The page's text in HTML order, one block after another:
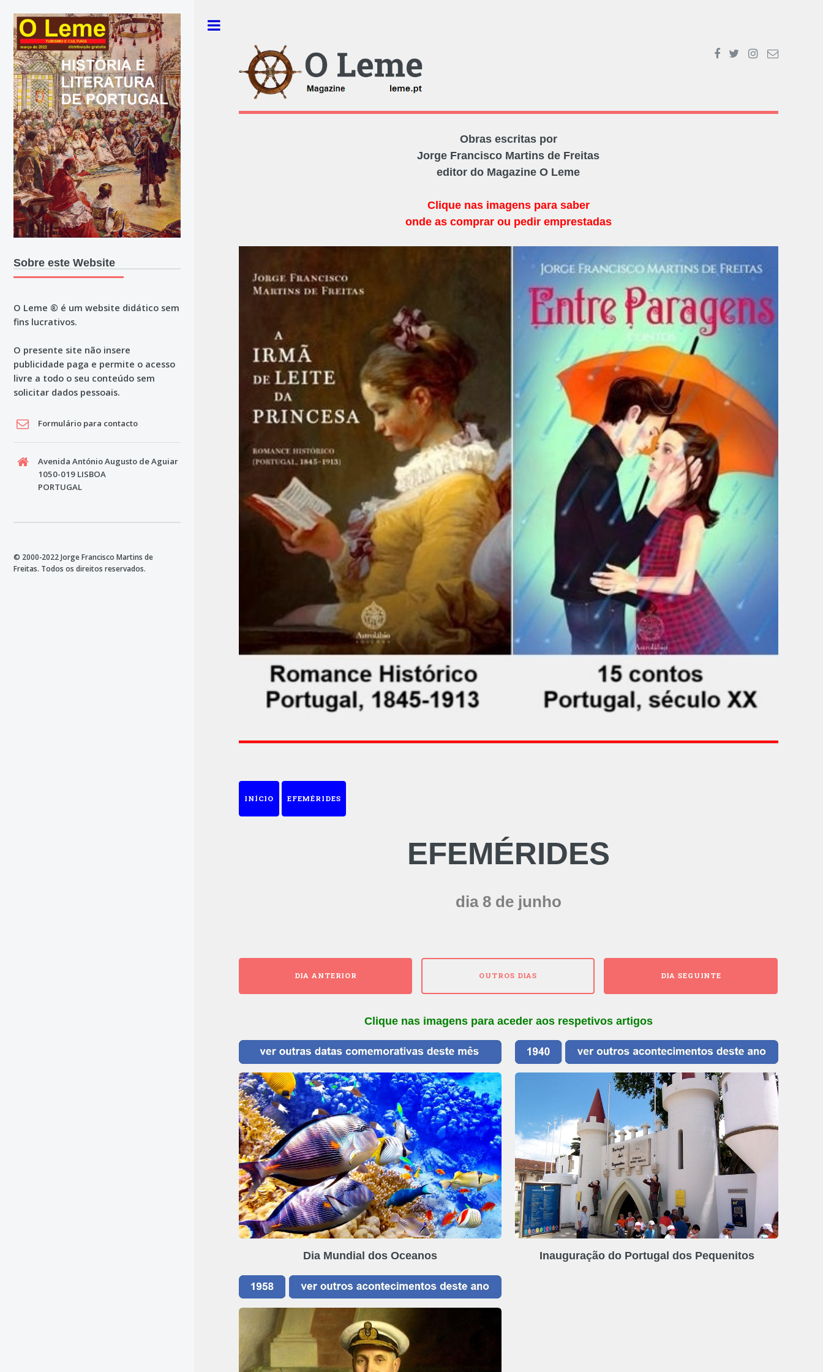
Obras escritas por
Jorge Francisco Martins de Freitas
editor do Magazine O Leme
Clique nas imagens para saber
onde as comprar ou pedir emprestadas
INÍCIO EFEMÉRIDES
EFEMÉRIDES
dia 8 de junho
DIA ANTERIOR OUTROS DIAS DIA SEGUINTE
Clique nas imagens para aceder aos respetivos artigos
Dia Mundial dos Oceanos Inauguração do Portugal dos Pequenitos
Sobre este Website
O Leme ® é um website didático sem
fins lucrativos.
O presente site não insere
publicidade paga e permite o acesso
livre a todo o seu conteúdo sem
solicitar dados pessoais.
Formulário para contacto
Avenida António Augusto de Aguiar
1050-019 LISBOA
PORTUGAL
© 2000-2022 Jorge Francisco Martins de
Freitas. Todos os direitos reservados.